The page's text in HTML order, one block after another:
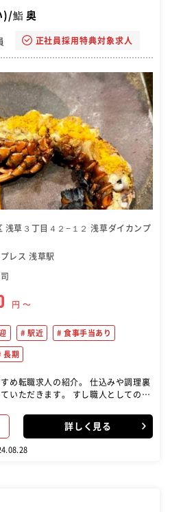
)/鮨 奥
正社員採用特典対象求人
浅草３丁目４２−１２ 浅草ダイカンプ
レス 浅草駅
円 〜
駅近 食事手当あり
長期
人の紹介。 仕込みや調理裏
。 すし職人としてのス
す。
詳しく見る